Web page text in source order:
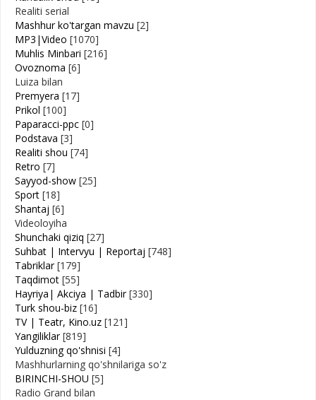
Realiti serial
Mashhur ko'targan mavzu [2]
MP3|Video [1070]
Muhlis Minbari [216]
Ovoznoma [6]
Luiza bilan
Premyera [17]
Prikol [100]
Paparacci-ppc [0]
Podstava [3]
Realiti shou [74]
Retro [7]
Sayyod-show [25]
Sport [18]
Shantaj [6]
Videoloyiha
Shunchaki qiziq [27]
Suhbat | Intervyu | Reportaj [748]
Tabriklar [179]
Taqdimot [55]
Hayriya| Akciya | Tadbir [330]
Turk shou-biz [16]
TV | Teatr, Kino.uz [121]
Yangiliklar [819]
Yulduzning qo'shnisi [4]
Mashhurlarning qo'shnilariga so'z
BIRINCHI-SHOU [5]
Radio Grand bilan